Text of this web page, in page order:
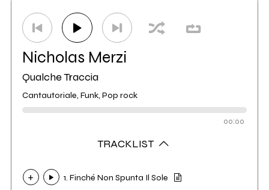
Nicholas Merzi
Qualche Traccia
Cantautoriale, Funk, Pop rock
00:00
TRACKLIST
1. Finché Non Spunta Il Sole